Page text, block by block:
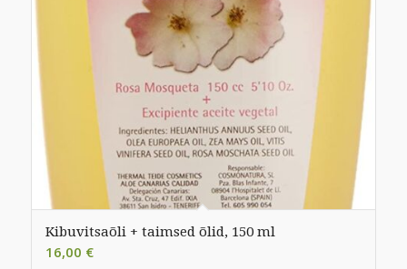
Kibuvitsaõli + taimsed õlid, 150 ml
16,00 €